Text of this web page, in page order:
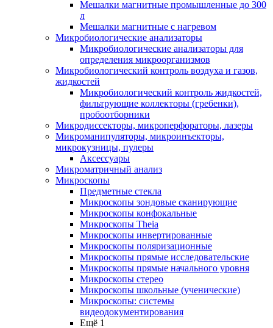
Мешалки магнитные промышленные до 300
л
Мешалки магнитные с нагревом
Микробиологические анализаторы
Микробиологические анализаторы для
определения микроорганизмов
Микробиологический контроль воздуха и газов,
жидкостей
Микробиологический контроль жидкостей,
фильтрующие коллекторы (гребенки),
пробоотборники
Микродиссекторы, микроперфораторы, лазеры
Микроманипуляторы, микроинъекторы,
микрокузницы, пулеры
Аксессуары
Микроматричный анализ
Микроскопы
Предметные стекла
Микроскопы зондовые сканирующие
Микроскопы конфокальные
Микроскопы Theia
Микроскопы инвертированные
Микроскопы поляризационные
Микроскопы прямые исследовательские
Микроскопы прямые начального уровня
Микроскопы стерео
Микроскопы школьные (ученические)
Микроскопы: системы
видеодокументирования
Ещё 1